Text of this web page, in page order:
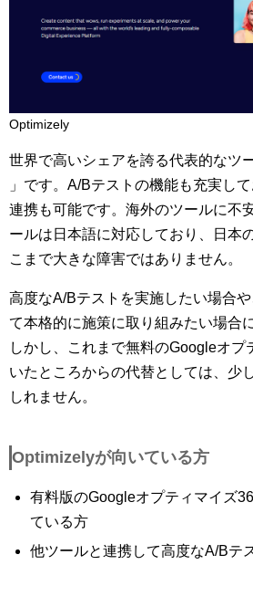
Optimizely
世界で高いシェアを誇る代表的なツ
」です。A/Bテストの機能も充実し
連携も可能です。海外のツールに不
ールは日本語に対応しており、日本
こまで大きな障害ではありません。
高度なA/Bテストを実施したい場合
て本格的に施策に取り組みたい場合
しかし、これまで無料のGoogleオプ
いたところからの代替としては、少
しれません。
Optimizelyが向いている方
有料版のGoogleオプティマイズ
ている方
他ツールと連携して高度なA/Bテ